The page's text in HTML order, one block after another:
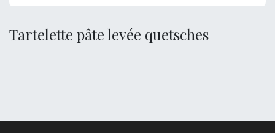
Tartelette pâte levée quetsches